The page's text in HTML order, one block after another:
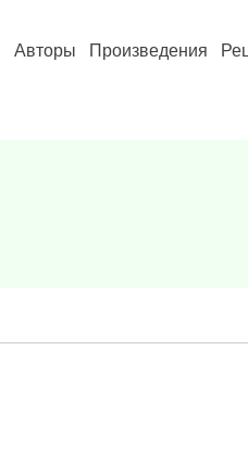
Авторы Произведения